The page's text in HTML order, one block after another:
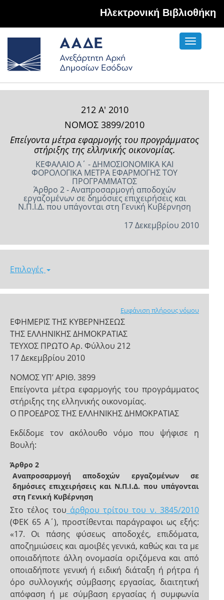
Hλεκτρονική Βιβλιοθήκη
Toggle
212 Α' 2010
ΝΟΜΟΣ 3899/2010
Επείγοντα μέτρα εφαρμογής του προγράμματος
στήριξης της ελληνικής οικονομίας.
ΚΕΦΑΛΑΙΟ Α΄ - ΔΗΜΟΣΙΟΝΟΜΙΚΑ ΚΑΙ
ΦΟΡΟΛΟΓΙΚΑ ΜΕΤΡΑ ΕΦΑΡΜΟΓΗΣ ΤΟΥ
ΠΡΟΓΡΑΜΜΑΤΟΣ
Άρθρο 2 - Αναπροσαρμογή αποδοχών
εργαζομένων σε δημόσιες επιχειρήσεις και
Ν.Π.Ι.Δ. που υπάγονται στη Γενική Κυβέρνηση
17 Δεκεμβρίου 2010
Επιλογές
Εμφάνιση πλήρους νόμου
ΕΦΗΜΕΡΙΣ ΤΗΣ ΚΥΒΕΡΝΗΣΕΩΣ
ΤΗΣ ΕΛΛΗΝΙΚΗΣ ΔΗΜΟΚΡΑΤΙΑΣ
ΤΕΥΧΟΣ ΠΡΩΤΟ Αρ. Φύλλου 212
17 Δεκεμβρίου 2010
ΝΟΜΟΣ ΥΠ’ ΑΡΙΘ. 3899
Επείγοντα μέτρα εφαρμογής του προγράμματος
στήριξης της ελληνικής οικονομίας.
Ο ΠΡΟΕΔΡΟΣ ΤΗΣ ΕΛΛΗΝΙΚΗΣ ΔΗΜΟΚΡΑΤΙΑΣ
Εκδίδομε τον ακόλουθο νόμο που ψήφισε η
Βουλή:
Άρθρο 2
Αναπροσαρμογή αποδοχών εργαζομένων σε
δημόσιες επιχειρήσεις και Ν.Π.Ι.Δ. που υπάγονται
στη Γενική Κυβέρνηση
Στο τέλος του άρθρου τρίτου του ν. 3845/2010
(ΦΕΚ 65 Α΄), προστίθενται παράγραφοι ως εξής:
«17. Οι πάσης φύσεως αποδοχές, επιδόματα,
αποζημιώσεις και αμοιβές γενικά, καθώς και τα με
οποιαδήποτε άλλη ονομασία οριζόμενα και από
οποιαδήποτε γενική ή ειδική διάταξη ή ρήτρα ή
όρο συλλογικής σύμβασης εργασίας, διαιτητική
απόφαση ή με σύμβαση εργασίας ή συμφωνία